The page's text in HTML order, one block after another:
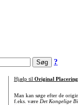
?
Hjælp til Original Placering
Man kan søge efter de
f.eks. være Det Kongelige